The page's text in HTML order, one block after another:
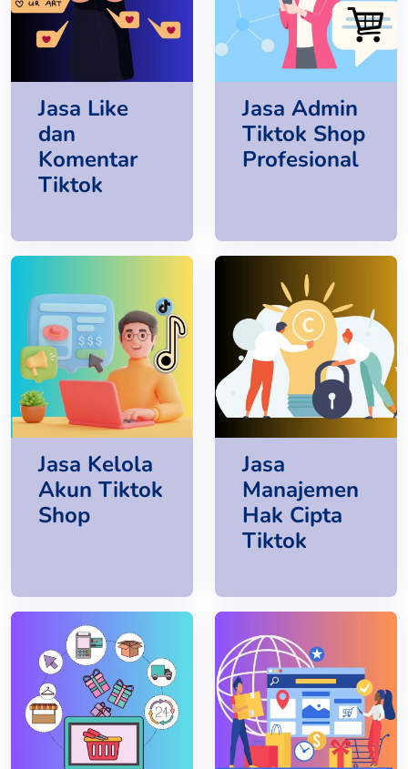
Jasa Like
dan
Komentar
Tiktok
Jasa Admin
Tiktok Shop
Profesional
Jasa Kelola
Akun Tiktok
Shop
Jasa
Manajemen
Hak Cipta
Tiktok